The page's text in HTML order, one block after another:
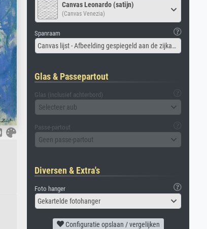
Canvas Leonardo (satijn)
(Canvas Venezia)
Spanraam
Canvas lijst - Afbeelding gespiegeld aan de zijkant
Glas & Passepartout
Glas (inclusief achterbord)
Selecteer aub
Passe-partout
Geen passe-partout
Diversen & Extra's
Foto hanger
Gekartelde fotohanger
Configuratie opslaan / vergelijken